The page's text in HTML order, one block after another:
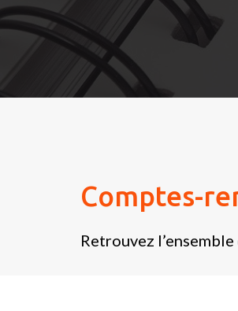
Comptes-
Retrouvez